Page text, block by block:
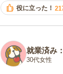
役に立った！
就業済み
30代女性